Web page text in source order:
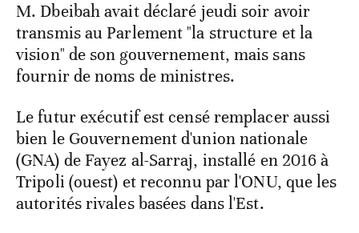
M. Dbeibah avait déclaré jeudi soir avoir
transmis au Parlement "la structure et la
vision" de son gouvernement, mais sans
fournir de noms de ministres.
Le futur exécutif est censé remplacer aussi
bien le Gouvernement d'union nationale
(GNA) de Fayez al-Sarraj, installé en 2016 à
Tripoli (ouest) et reconnu par l'ONU, que les
autorités rivales basées dans l'Est.